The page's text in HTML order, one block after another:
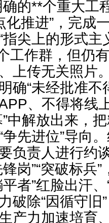
确的**个重大工
化推进”，完成
指尖上的形式
工作群，但仍
上传无关照片
确“未经批准
、不得将线
”中解放出来，
争先进位”导向
负责人进行约
岗”“突破标兵
者”红脸出汗
破除“因循守
产力加速培育